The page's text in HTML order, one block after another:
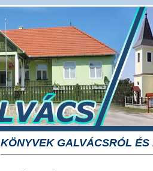
KÖNYVEK GALVÁCSRÓL